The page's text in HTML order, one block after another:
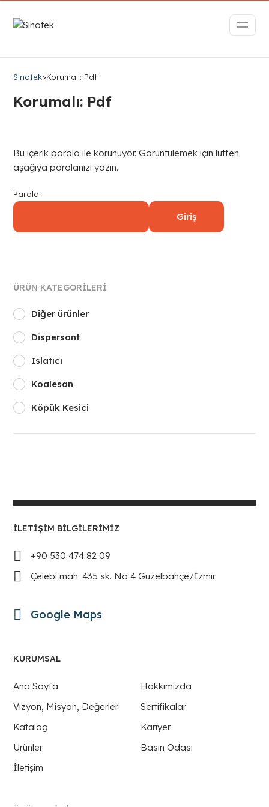
Sinotek>Korumalı: Pdf
Korumalı: Pdf
Bu içerik parola ile korunuyor. Görüntülemek için lütfen
aşağıya parolanızı yazın.
Parola:
ÜRÜN KATEGORILERI
Diğer ürünler
Dispersant
Islatıcı
Koalesan
Köpük Kesici
İLETIŞIM BILGILERIMIZ
+90 530 474 82 09
Çelebi mah. 435 sk. No 4 Güzelbahçe/İzmir
Google Maps
KURUMSAL
Ana Sayfa
Hakkımızda
Vizyon, Misyon, Değerler
Sertifikalar
Katalog
Kariyer
Ürünler
Basın Odası
İletişim